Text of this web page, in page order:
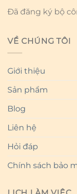
Đã đăng ký bộ
VỀ CHÚNG TÔI
Giới thiệu
Sản phẩm
Blog
Liên hệ
Hỏi đáp
Chính sách bảo